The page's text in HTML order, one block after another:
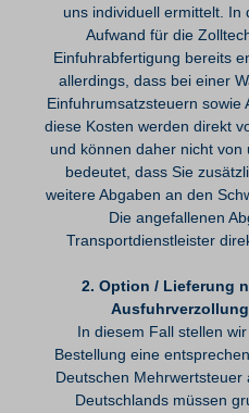
uns individuell ermittelt. In
Aufwand für die
Einfuhrabfertigung bereits
allerdings, dass bei einer
Einfuhrumsatzsteuern sowie
diese Kosten werden direkt
und können daher nicht
bedeutet, dass Sie
weitere Abgaben an den
Die angefallenen
Transportdienstleister
2. Option / Lieferung
In diesem Fall stellen
Bestellung eine
Deutschen
Deutschlands müssen